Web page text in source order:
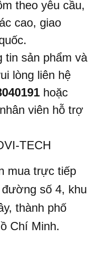
theo yêu cầu,
cao, giao
tin sản phẩm và
lòng liên hệ
hoặc
viên hỗ trợ
TECH
mua trực tiếp
số 4, khu
thành phố
Chí Minh.